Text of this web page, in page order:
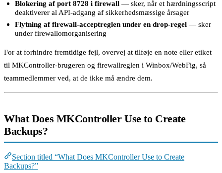
Blokering af port 8728 i firewall — sker, når et hærdningsscript
deaktiverer al API-adgang af sikkerhedsmæssige årsager
Flytning af firewall-acceptreglen under en drop-regel — sker
under firewallomorganisering
For at forhindre fremtidige fejl, overvej at tilføje en note eller etiket
til MKController-brugeren og firewallreglen i Winbox/WebFig, så
teammedlemmer ved, at de ikke må ændre dem.
What Does MKController Use to Create
Backups?
Section titled “What Does MKController Use to Create
Backups?”